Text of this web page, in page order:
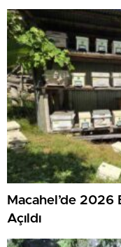
Macahel’de 2026
Açıldı